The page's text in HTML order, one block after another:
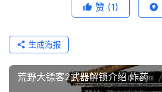
热
游
攻
略
赞 (1)
生成海报
荒野大镖客2武器解锁介绍 炸药